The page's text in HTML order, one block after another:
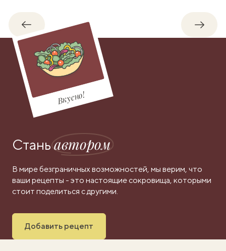
Обратно
Вкусно!
Станьавтором
В мире безграничных возможностей, мы верим, что
ваши рецепты - это настоящие сокровища, которыми
стоит поделиться с другими.
Добавить рецепт